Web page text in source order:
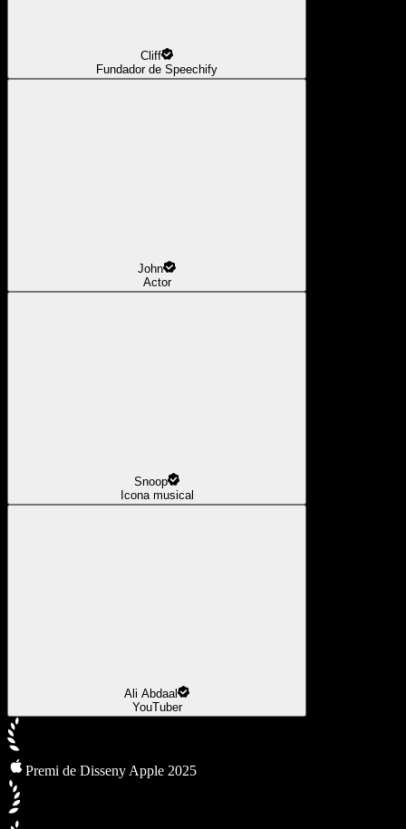
Cliff
Fundador de Speechify
John
Actor
Snoop
Icona musical
Ali Abdaal
YouTuber
Premi de Disseny Apple 2025